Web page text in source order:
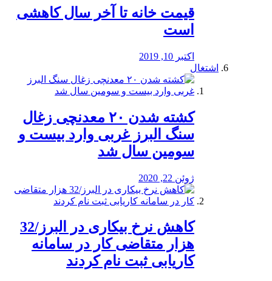
قیمت خانه تا آخر سال کاهشی
است
اکتبر 10, 2019
اشتغال
کشته شدن ۲۰ معدنچی زغال
سنگ البرز غربی وارد بیست و
سومین سال شد
ژوئن 22, 2020
کاهش نرخ بیکاری در البرز/32
هزار متقاضی کار در سامانه
کاریابی ثبت نام کردند